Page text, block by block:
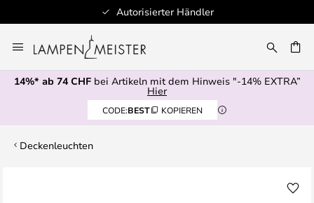
Autorisierter Händler
Inhalt
springen
14%* ab 74 CHFbei Artikeln mit dem Hinweis "-14% EXTRA”
Hier
CODE:BEST KOPIEREN
Deckenleuchten